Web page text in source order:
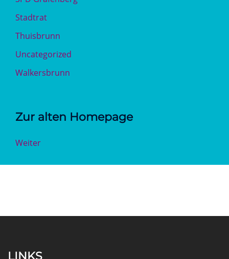
Stadtrat
Thuisbrunn
Uncategorized
Walkersbrunn
Zur alten Homepage
Weiter
LINKS